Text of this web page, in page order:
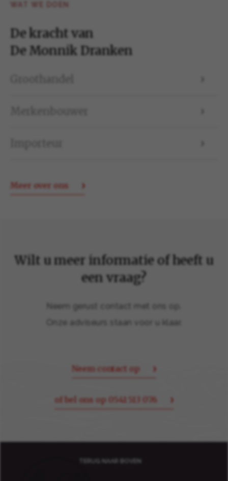
De kracht van
De Monnik Dranken
Meer over ons
Wilt u meer informatie of heeft u
een vraag?
Neem gerust contact met ons op.
Onze adviseurs staan voor u klaar.
Neem contact op
of bel ons op 0541 513 076